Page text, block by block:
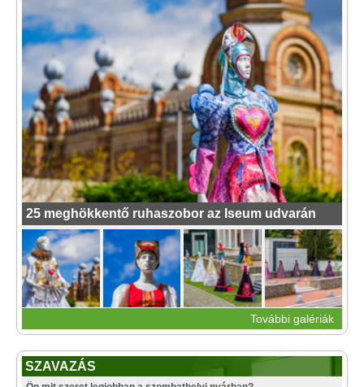
25 meghökkentő ruhaszobor az Iseum udvarán
További galériák
SZAVAZÁS